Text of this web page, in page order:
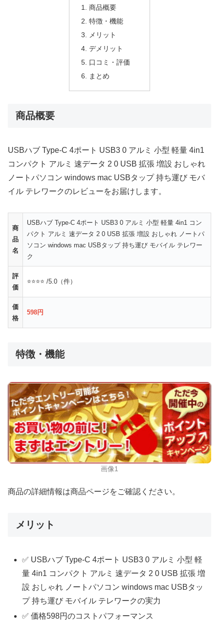
商品概要
特徴・機能
メリット
デメリット
口コミ・評価
まとめ
商品概要
USBハブ Type-C 4ポート USB3 0 アルミ 小型 軽量 4in1
コンパクト アルミ 速データ 2 0 USB 拡張 増設 おしゃれ
ノートパソコン windows mac USBタップ 持ち運び モバ
イル テレワークのレビューをお届けします。
商
品
名
USBハブ Type-C 4ポート USB3 0 アルミ 小型 軽量 4in1 コン
パクト アルミ 速データ 2 0 USB 拡張 増設 おしゃれ ノートパ
ソコン windows mac USBタップ 持ち運び モバイル テレワー
ク
評
価
⭐⭐⭐⭐ /5.0（件）
価
格
598円
特徴・機能
画像1
商品の詳細情報は商品ページをご確認ください。
メリット
✅ USBハブ Type-C 4ポート USB3 0 アルミ 小型 軽
量 4in1 コンパクト アルミ 速データ 2 0 USB 拡張 増
設 おしゃれ ノートパソコン windows mac USBタッ
プ 持ち運び モバイル テレワークの実力
✅ 価格598円のコストパフォーマンス